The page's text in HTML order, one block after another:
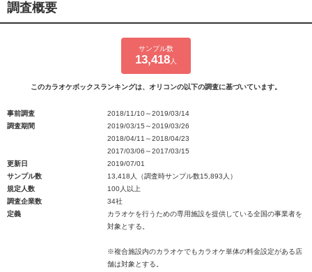
調査概要
サンプル数
13,418 人
このカラオケボックスランキングは、オリコンの以下の調査に基づいています。
事前調査
2018/11/10～2019/03/14
調査期間
2019/03/15～2019/03/26
2018/04/11～2018/04/23
2017/03/06～2017/03/15
更新日
2019/07/01
サンプル数
13,418人（調査時サンプル数15,893人）
規定人数
100人以上
調査企業数
34社
定義
カラオケを行うための専用施設を提供している全国の事業者を
対象とする。
※複合施設内のカラオケでもカラオケ単体の料金設定がある店
舗は対象とする。